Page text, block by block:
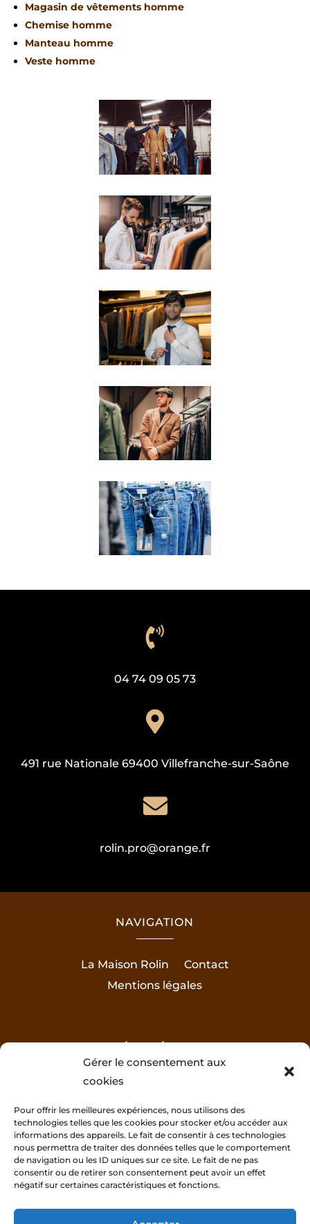
Gérer le consentement aux
cookies
Pour offrir les meilleures expériences, nous utilisons des
technologies telles que les cookies pour stocker et/ou accéder aux
informations des appareils. Le fait de consentir à ces technologies
nous permettra de traiter des données telles que le comportement
de navigation ou les ID uniques sur ce site. Le fait de ne pas
consentir ou de retirer son consentement peut avoir un effet
négatif sur certaines caractéristiques et fonctions.
Magasin de vêtements homme
Chemise homme
Manteau homme
Veste homme

04 74 09 05 73

491 rue Nationale 69400 Villefranche-sur-Saône

rolin.pro@orange.fr
NAVIGATION
La Maison Rolin
Contact
Mentions légales